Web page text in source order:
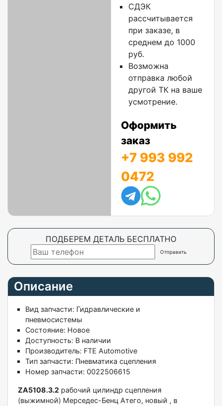
СДЭК
рассчитывается
при заказе, в
среднем до 1000
руб.
Возможна
отправка любой
другой ТК на ваше
усмотрение.
Оформить
заказ
+7 993 992
0472
ПОДБЕРЕМ ДЕТАЛЬ БЕСПЛАТНО
Описание
Вид запчасти: Гидравлические и
пневмосистемы
Состояние: Новое
Доступность: В наличии
Производитель: FTE Automotive
Тип запчасти: Пневматика сцепления
Номер запчасти: 0022506615
ZA5108.3.2 paбoчий цилиндр сцeплeния
(выжимной) Мерсeдеc-Бенц Атeго, новый , в